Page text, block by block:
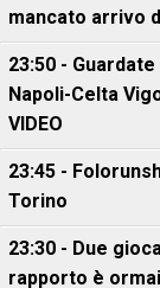
mancato arrivo
23:50 -
Napoli-Celta
VIDEO
23:45 -
Torino
23:30 - Due
rapporto è